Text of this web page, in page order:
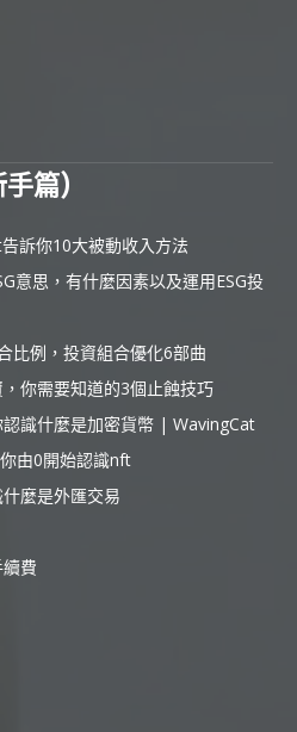
手篇)
訴你10大被動收入方法
意思，有什麼因素以及運用ESG投
比例，投資組合優化6部曲
，你需要知道的3個止蝕技巧
認識什麼是加密貨幣 | WavingCat
由0開始認識nft
麼是外匯交易
費